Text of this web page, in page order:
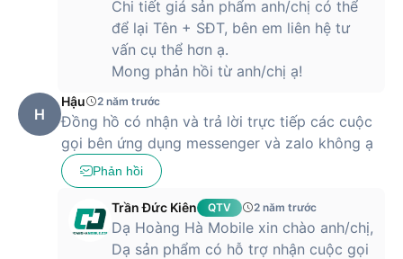
Chi tiết giá sản phẩm anh/chị có thể
để lại Tên + SĐT, bên em liên hệ tư
vấn cụ thể hơn ạ.
Mong phản hồi từ anh/chị ạ!
H
Hậu 2 năm trước
Đồng hồ có nhận và trả lời trực tiếp các cuộc
gọi bên ứng dụng messenger và zalo không ạ
Phản hồi
Trần Đức Kiên QTV 2 năm trước
Dạ Hoàng Hà Mobile xin chào anh/chị,
Dạ sản phẩm có hỗ trợ nhận cuộc gọi